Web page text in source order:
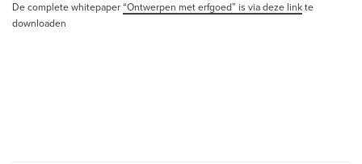
De complete whitepaper “Ontwerpen met erfgoed” is via deze link te
downloaden